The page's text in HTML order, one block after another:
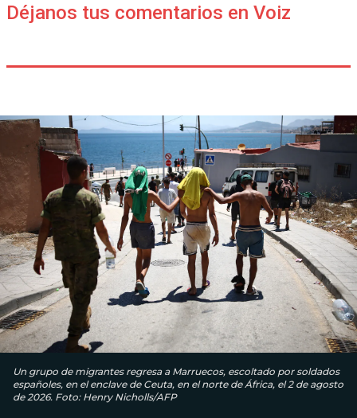
Déjanos tus comentarios en Voiz
Un grupo de migrantes regresa a Marruecos, escoltado por soldados
españoles, en el enclave de Ceuta, en el norte de África, el 2 de agosto
de 2026. Foto: Henry Nicholls/AFP